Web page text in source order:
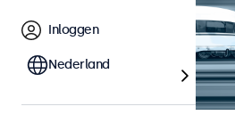
Inloggen
Nederland